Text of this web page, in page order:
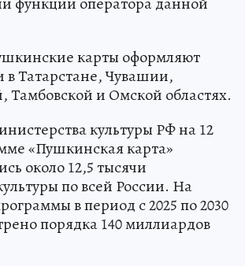
карты оформляют
Татарстане, Чувашии,
Тамбовской и Омской областях.
культуры РФ на 12
«Пушкинская карта»
около 12,5 тысячи
по всей России. На
в период с 2025 по 2030
порядка 140 миллиардов